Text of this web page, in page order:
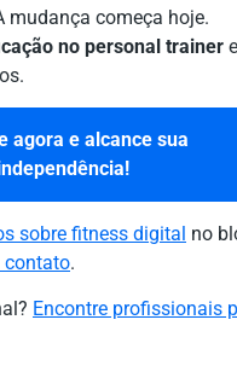
mudança começa hoje.
no personal trainer
agora e alcance sua
sobre fitness digital no
contato.
Encontre profissionais